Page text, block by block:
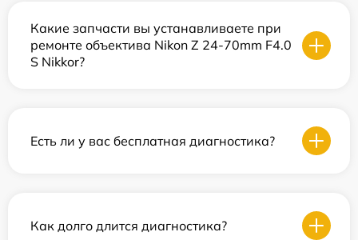
Какие запчасти вы устанавливаете при
ремонте объектива Nikon Z 24-70mm F4.0
S Nikkor?
Есть ли у вас бесплатная диагностика?
Как долго длится диагностика?